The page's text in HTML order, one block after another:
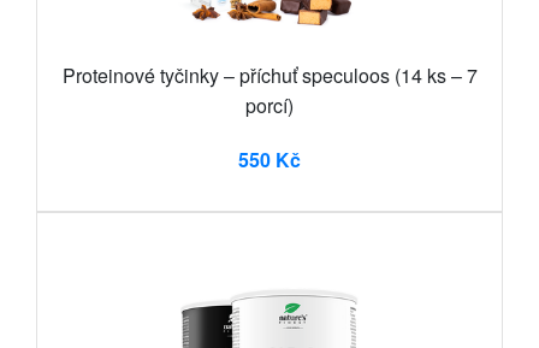
Proteinové tyčinky – příchuť speculoos (14 ks – 7
porcí)
550 Kč